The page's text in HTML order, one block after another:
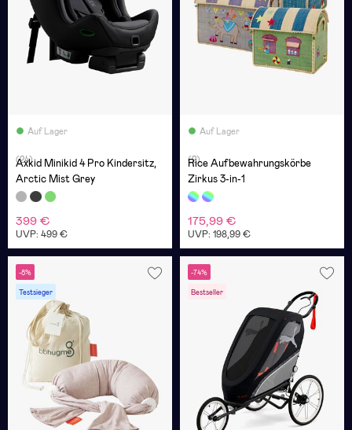
Auf Lager
(24)
Axkid Minikid 4 Pro Kindersitz,
Arctic Mist Grey
399 €
UVP: 499 €
Auf Lager
(2)
Rice Aufbewahrungskörbe
Zirkus 3-in-1
175,99 €
UVP: 198,99 €
-8%
Testsieger
-74%
Bestseller